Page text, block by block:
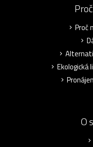
Proč
Ekologická
O